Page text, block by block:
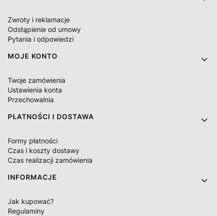
Zwroty i reklamacje
Odstąpienie od umowy
Pytania i odpowiedzi
MOJE KONTO
Twoje zamówienia
Ustawienia konta
Przechowalnia
PŁATNOŚCI I DOSTAWA
Formy płatności
Czas i koszty dostawy
Czas realizacji zamówienia
INFORMACJE
Jak kupować?
Regulaminy